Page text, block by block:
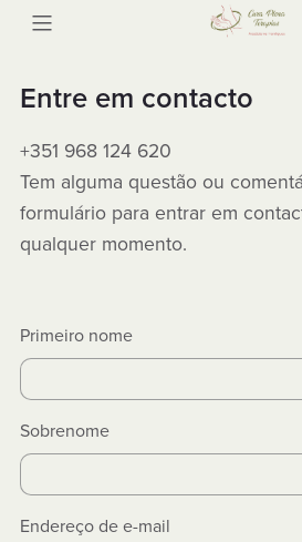
Entre em contacto
+351 968 124 620
Tem alguma questão ou
formulário para entrar em
qualquer momento.
Primeiro nome
Sobrenome
Endereço de e-mail